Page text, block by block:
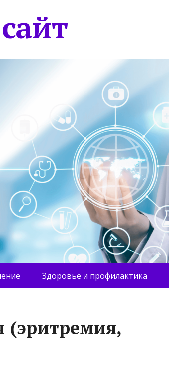
Здоровье и профилактика
(эритремия,